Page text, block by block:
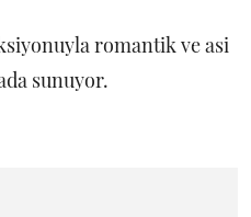
romantik ve asi
sunuyor.